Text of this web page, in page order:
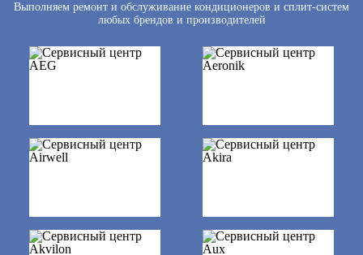
Выполняем ремонт и обслуживание кондиционеров и сплит-систем
любых брендов и производителей